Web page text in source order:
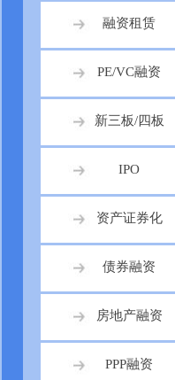
融资租赁
PE/VC融资
新三板/四板
IPO
资产证券化
债券融资
房地产融资
PPP融资